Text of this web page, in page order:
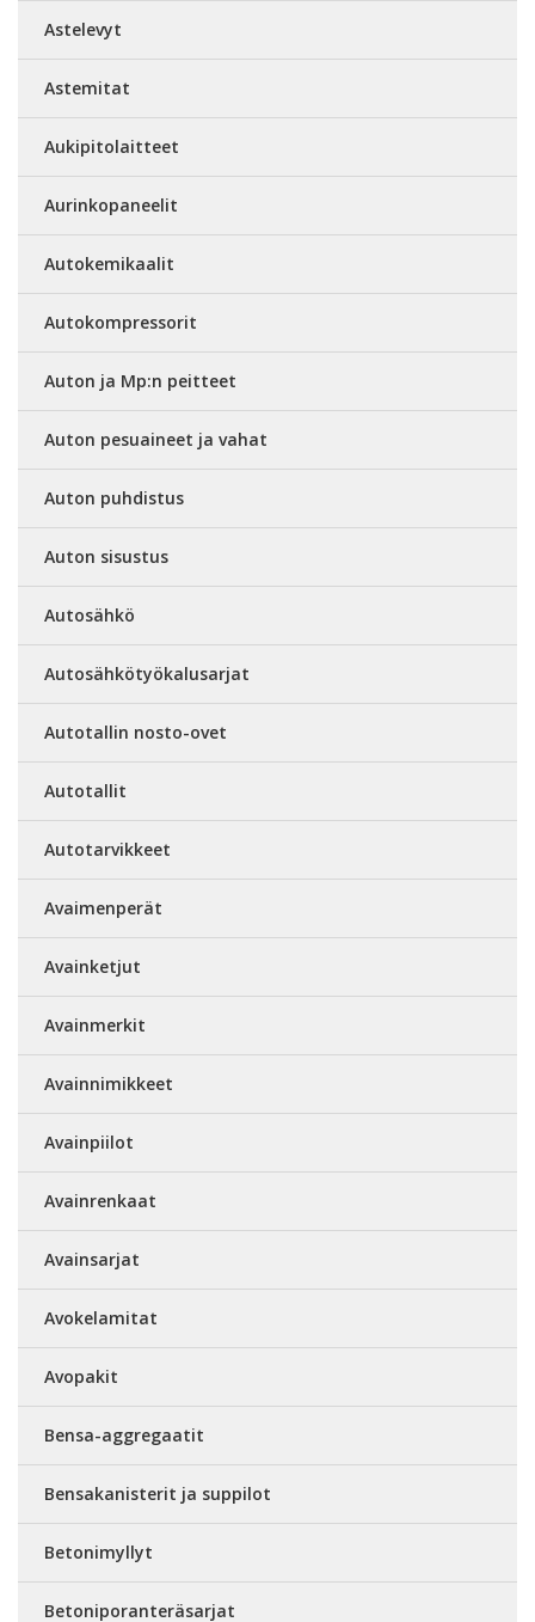
Astelevyt
Astemitat
Aukipitolaitteet
Aurinkopaneelit
Autokemikaalit
Autokompressorit
Auton ja Mp:n peitteet
Auton pesuaineet ja vahat
Auton puhdistus
Auton sisustus
Autosähkö
Autosähkötyökalusarjat
Autotallin nosto-ovet
Autotallit
Autotarvikkeet
Avaimenperät
Avainketjut
Avainmerkit
Avainnimikkeet
Avainpiilot
Avainrenkaat
Avainsarjat
Avokelamitat
Avopakit
Bensa-aggregaatit
Bensakanisterit ja suppilot
Betonimyllyt
Betoniporanteräsarjat